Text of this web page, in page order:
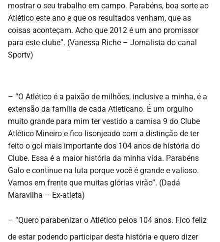
mostrar o seu trabalho em campo. Parabéns, boa sorte ao
Atlético este ano e que os resultados venham, que as
coisas aconteçam. Acho que 2012 é um ano promissor
para este clube”. (Vanessa Riche – Jornalista do canal
Sportv)
– “O Atlético é a paixão de milhões, inclusive a minha, é a
extensão da família de cada Atleticano. É um orgulho
muito grande para mim ter vestido a camisa 9 do Clube
Atlético Mineiro e fico lisonjeado com a distinção de ter
feito o gol mais importante dos 104 anos de história do
Clube. Essa é a maior história da minha vida. Parabéns
Galo e continue na luta porque você é grande e valioso.
Vamos em frente que muitas glórias virão”. (Dadá
Maravilha – Ex-atleta)
– “Quero parabenizar o Atlético pelos 104 anos. Fico feliz
de estar podendo participar desta história e quero dizer